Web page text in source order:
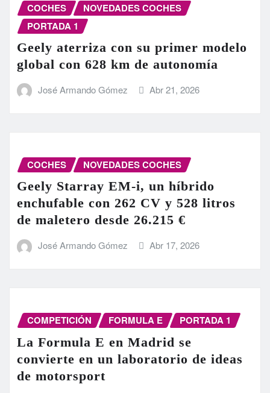
COCHES
NOVEDADES COCHES
PORTADA 1
Geely aterriza con su primer modelo
global con 628 km de autonomía
José Armando Gómez Abr 21, 2026
COCHES NOVEDADES COCHES
Geely Starray EM-i, un híbrido
enchufable con 262 CV y 528 litros
de maletero desde 26.215 €
José Armando Gómez Abr 17, 2026
COMPETICIÓN FORMULA E PORTADA 1
La Formula E en Madrid se
convierte en un laboratorio de ideas
de motorsport